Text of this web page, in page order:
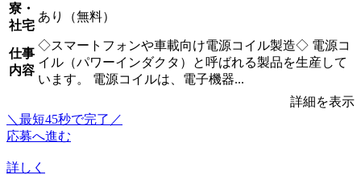
寮・
社宅
あり（無料）
仕事
内容
◇スマートフォンや車載向け電源コイル製造◇ 電源コ
イル（パワーインダクタ）と呼ばれる製品を生産して
います。 電源コイルは、電子機器...
詳細を表示
＼最短45秒で完了／
応募へ進む
詳しく